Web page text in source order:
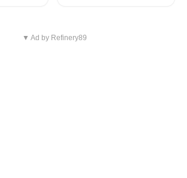
▼ Ad by Refinery89